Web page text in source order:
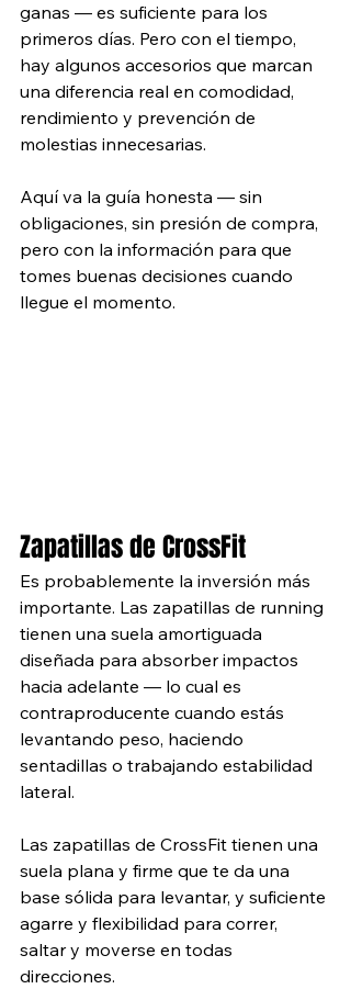
ganas — es suficiente para los
primeros días. Pero con el tiempo,
hay algunos accesorios que marcan
una diferencia real en comodidad,
rendimiento y prevención de
molestias innecesarias.
Aquí va la guía honesta — sin
obligaciones, sin presión de compra,
pero con la información para que
tomes buenas decisiones cuando
llegue el momento.
Zapatillas de CrossFit
Es probablemente la inversión más
importante. Las zapatillas de running
tienen una suela amortiguada
diseñada para absorber impactos
hacia adelante — lo cual es
contraproducente cuando estás
levantando peso, haciendo
sentadillas o trabajando estabilidad
lateral.
Las zapatillas de CrossFit tienen una
suela plana y firme que te da una
base sólida para levantar, y suficiente
agarre y flexibilidad para correr,
saltar y moverse en todas
direcciones.